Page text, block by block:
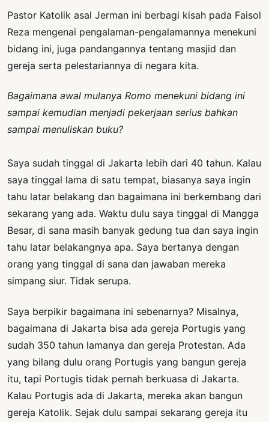
Pastor Katolik asal Jerman ini berbagi kisah pada Faisol
Reza mengenai pengalaman-pengalamannya menekuni
bidang ini, juga pandangannya tentang masjid dan
gereja serta pelestariannya di negara kita.
Bagaimana awal mulanya Romo menekuni bidang ini
sampai kemudian menjadi pekerjaan serius bahkan
sampai menuliskan buku?
Saya sudah tinggal di Jakarta lebih dari 40 tahun. Kalau
saya tinggal lama di satu tempat, biasanya saya ingin
tahu latar belakang dan bagaimana ini berkembang dari
sekarang yang ada. Waktu dulu saya tinggal di Mangga
Besar, di sana masih banyak gedung tua dan saya ingin
tahu latar belakangnya apa. Saya bertanya dengan
orang yang tinggal di sana dan jawaban mereka
simpang siur. Tidak serupa.
Saya berpikir bagaimana ini sebenarnya? Misalnya,
bagaimana di Jakarta bisa ada gereja Portugis yang
sudah 350 tahun lamanya dan gereja Protestan. Ada
yang bilang dulu orang Portugis yang bangun gereja
itu, tapi Portugis tidak pernah berkuasa di Jakarta.
Kalau Portugis ada di Jakarta, mereka akan bangun
gereja Katolik. Sejak dulu sampai sekarang gereja itu